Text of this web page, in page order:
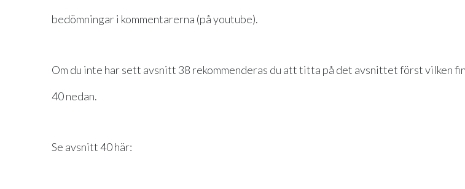
bedömningar i kommentarerna (på youtube).
Om du inte har sett avsnitt 38 rekommenderas du att titta på det avsnittet först vilken
40 nedan.
Se avsnitt 40 här: